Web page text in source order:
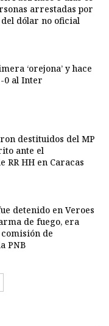
arrestadas por
dólar no oficial
‘orejona’ y hace
0 al Inter
destituidos del MP
ante el
RR HH en Caracas
detenido en Veroes
de fuego, era
de
PNB